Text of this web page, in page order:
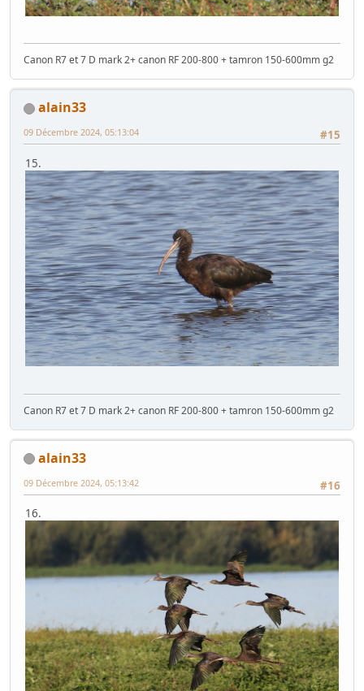
Canon R7 et 7 D mark 2+ canon RF 200-800 + tamron 150-600mm g2
alain33
#15
09 Décembre 2024, 05:13:04
15.
Canon R7 et 7 D mark 2+ canon RF 200-800 + tamron 150-600mm g2
alain33
#16
09 Décembre 2024, 05:13:42
16.